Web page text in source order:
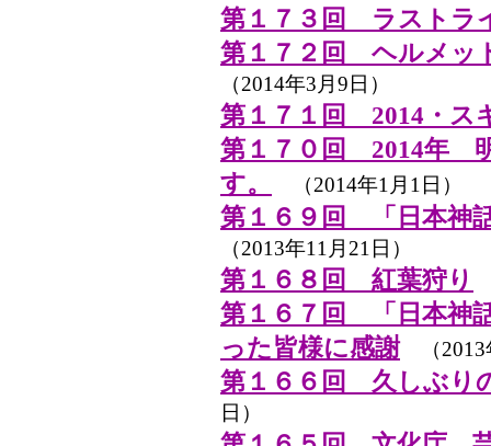
第１７３回 ラストラ
第１７２回 ヘルメッ
（2014年3月9日）
第１７１回 2014・ス
第１７０回 2014年
す。
（2014年1月1日）
第１６９回 「日本神
（2013年11月21日）
第１６８回 紅葉狩り
第１６７回 「日本神
った皆様に感謝（2013
第１６６回 久しぶり
日）